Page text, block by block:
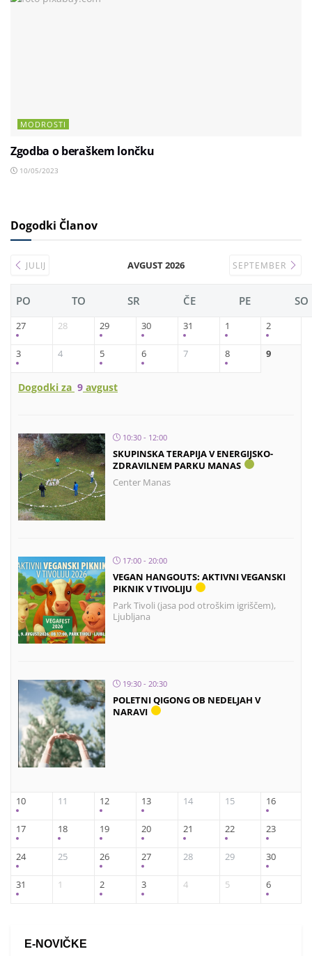
MODROSTI
Zgodba o beraškem lončku
10/05/2023
Dogodki Članov
JULIJ AVGUST 2026 SEPTEMBER
PO TO SR ČE PE SO
27 28 29 30 31 1 2
3 4 5 6 7 8 9
Dogodki za 9 avgust
10:30 - 12:00
SKUPINSKA TERAPIJA V ENERGIJSKO-
ZDRAVILNEM PARKU MANAS
Center Manas
17:00 - 20:00
VEGAN HANGOUTS: AKTIVNI VEGANSKI
PIKNIK V TIVOLIJU
Park Tivoli (jasa pod otroškim igriščem),
Ljubljana
19:30 - 20:30
POLETNI QIGONG OB NEDELJAH V
NARAVI
10 11 12 13 14 15 16
17 18 19 20 21 22 23
24 25 26 27 28 29 30
31 1 2 3 4 5 6
E-NOVIČKE